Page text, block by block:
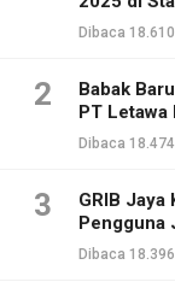
Dibaca
2
Babak
PT Letawa
Dibaca
3
GRIB
Pengguna
Dibaca